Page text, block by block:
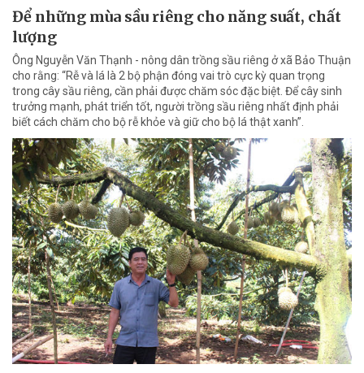
Để những mùa sầu riêng cho năng suất, chất
lượng
Ông Nguyễn Văn Thạnh - nông dân trồng sầu riêng ở xã Bảo Thuận
cho rằng: “Rễ và lá là 2 bộ phận đóng vai trò cực kỳ quan trọng
trong cây sầu riêng, cần phải được chăm sóc đặc biệt. Để cây sinh
trưởng mạnh, phát triển tốt, người trồng sầu riêng nhất định phải
biết cách chăm cho bộ rễ khỏe và giữ cho bộ lá thật xanh”.